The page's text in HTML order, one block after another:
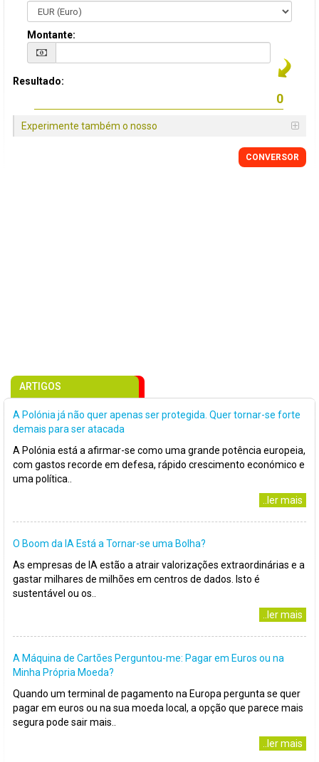
Montante:
Resultado:
Experimente também o nosso
CONVERSOR
ARTIGOS
A Polónia já não quer apenas ser protegida. Quer tornar-se forte
demais para ser atacada
A Polónia está a afirmar-se como uma grande potência europeia,
com gastos recorde em defesa, rápido crescimento económico e
uma política..
..ler mais
O Boom da IA Está a Tornar-se uma Bolha?
As empresas de IA estão a atrair valorizações extraordinárias e a
gastar milhares de milhões em centros de dados. Isto é
sustentável ou os..
..ler mais
A Máquina de Cartões Perguntou-me: Pagar em Euros ou na
Minha Própria Moeda?
Quando um terminal de pagamento na Europa pergunta se quer
pagar em euros ou na sua moeda local, a opção que parece mais
segura pode sair mais..
..ler mais